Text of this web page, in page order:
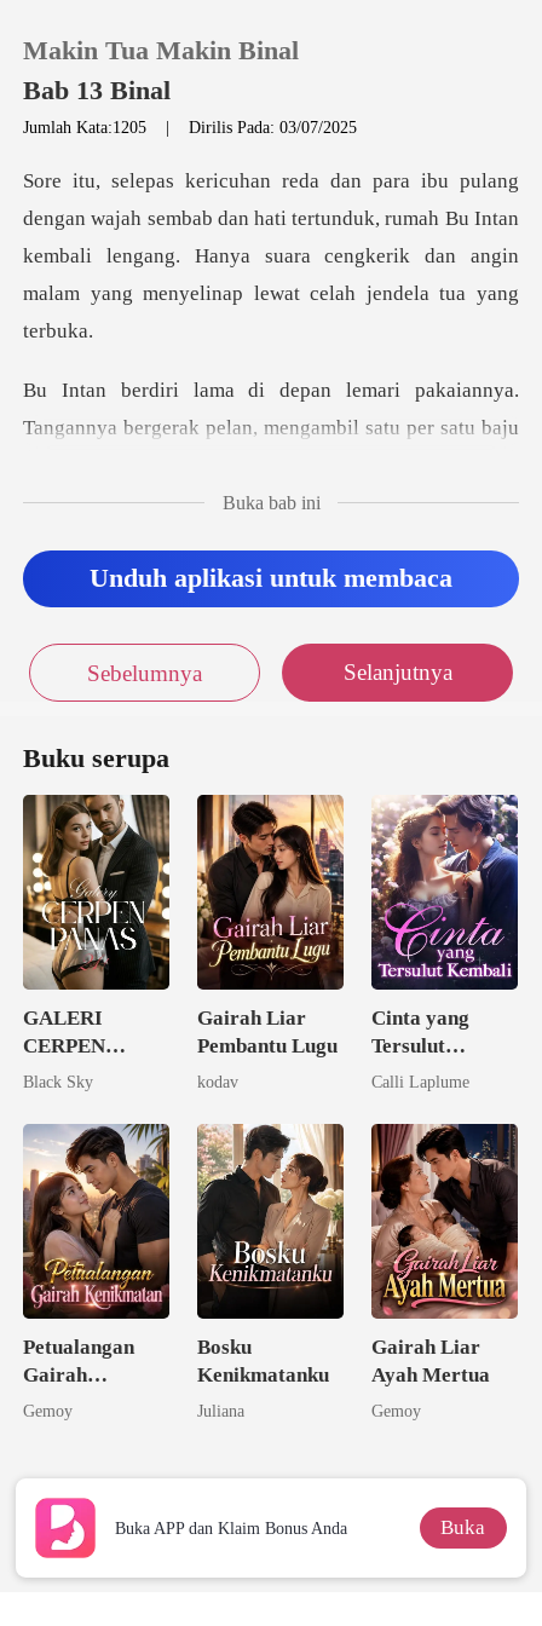
0
Pengisian Ulang
Keluar
Makin Tua Makin Binal
Bab 13 Binal
Jumlah Kata:1205 |Dirilis Pada: 03/07/2025
dan hati tertunduk, rumah Bu Intan
kembali lengang. Hanya suara cengker
nnya.
Tangannya bergerak pelan, mengambil sa
Buka bab ini
Unduh aplikasi untuk membaca
Sebelumnya Selanjutnya
Buku serupa
GALERI
CERPEN
PANAS 21+
Black Sky
Gairah Liar
Pembantu Lugu
kodav
Cinta yang
Tersulut
Kembali
Calli Laplume
Petualangan
Gairah
Kenikmatan
Gemoy
Bosku
Kenikmatanku
Juliana
Gairah Liar
Ayah Mertua
Gemoy
Buka APP dan Klaim Bonus Anda Buka